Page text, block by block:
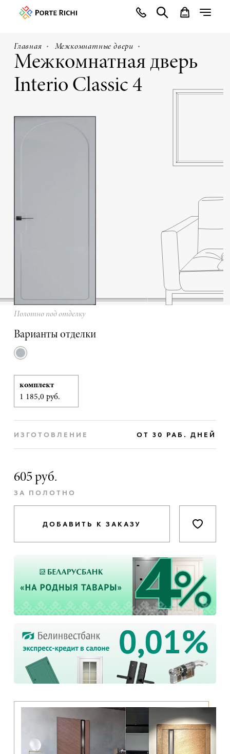
ИЗГОТОВЛЕНИЕ ОТ 30 РАБ. ДНЕЙ
605 руб.
ЗА ПОЛОТНО
ДОБАВИТЬ К ЗАКАЗУ
Главная Межкомнатные двери
Межкомнатная дверь
Interio Classic 4
Полотно под отделку
Варианты отделки
комплект
1 185,0 руб.